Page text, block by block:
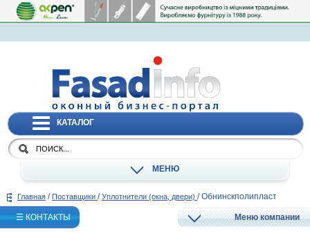
КАТАЛОГ
МЕНЮ
Главная / Поставщики / Уплотнители (окна, двери) / Обнинскполипласт
☰ КОНТАКТЫ Меню компании